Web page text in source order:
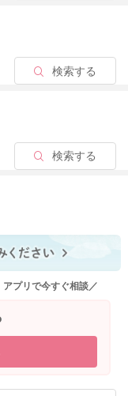
行があるとも言わ
っとし、両手を開
。その後、両手を
、赤ちゃんの時期
異常ではありませ
期だけに見られる
として両手を広げ
たことは明言でき
うに思いますよ。
2026/3/22 6:56
検索する
検索する
プリで今すぐ相談／